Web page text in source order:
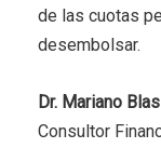
de las cuotas
desembolsar.
Dr. Mariano Blas
Consultor